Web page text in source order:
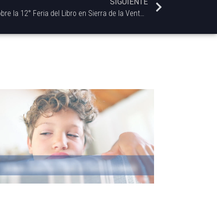
Charlamos con Fernanda Tenca sobre la 12° Feria del Libro en Sierra de la Ventana